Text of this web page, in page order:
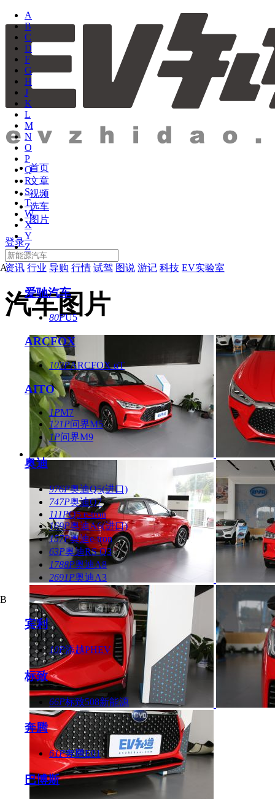
首页
文章
视频
选车
图片
登录
资讯 行业 导购 行情 试驾 图说 游记 科技 EV实验室
汽车图片
A
B
C
D
F
G
H
J
K
L
M
N
O
P
Q
R
S
T
W
X
Y
Z
A
爱驰汽车
80PU5
ARCFOX
102PARCFOX αT
AITO
1PM7
121P问界M5
1P问界M9
奥迪
976P奥迪Q5(进口)
747P奥迪Q7
111PQ5 e-tron
169P奥迪A6(进口)
157P奥迪e-tron
63P奥迪RS Q3
1788P奥迪A8
2691P奥迪A3
B
宾利
10P添越PHEV
标致
66P标致508新能源
奔腾
61P奔腾E01
巴博斯